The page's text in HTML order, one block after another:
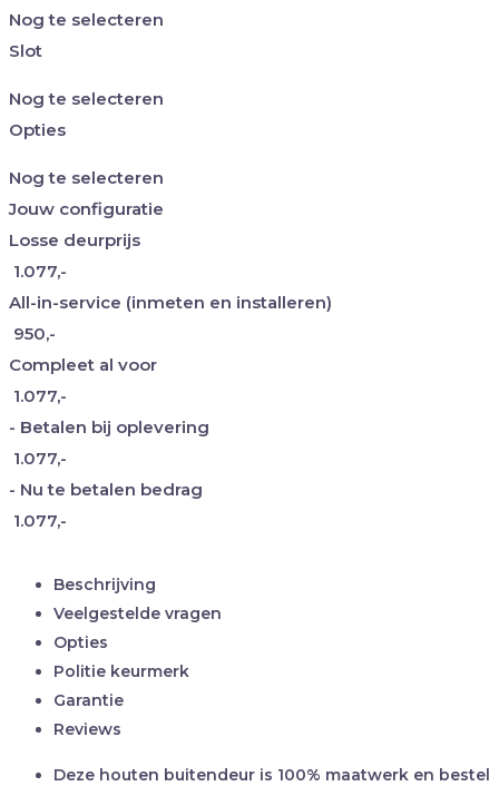
Nog te selecteren
Slot
Nog te selecteren
Opties
Nog te selecteren
Jouw configuratie
Losse deurprijs
1.077,-
All-in-service (inmeten en installeren)
950,-
Compleet al voor
1.077,-
- Betalen bij oplevering
1.077,-
- Nu te betalen bedrag
1.077,-
Beschrijving
Veelgestelde vragen
Opties
Politie keurmerk
Garantie
Reviews
Deze houten buitendeur is 100% maatwerk en bestel